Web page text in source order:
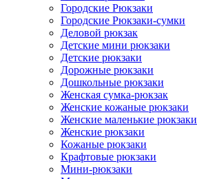
Городские Рюкзаки
Городские Рюкзаки-сумки
Деловой рюкзак
Детские мини рюкзаки
Детские рюкзаки
Дорожные рюкзаки
Дошкольные рюкзаки
Женская сумка-рюкзак
Женские кожаные рюкзаки
Женские маленькие рюкзаки
Женские рюкзаки
Кожаные рюкзаки
Крафтовые рюкзаки
Мини-рюкзаки